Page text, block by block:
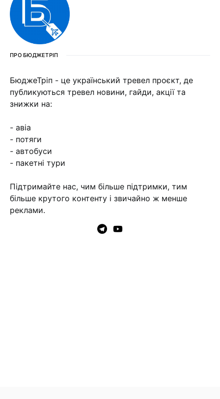
ПРО БЮДЖЕТРІП
БюджеТріп - це український тревел проєкт, де
публикуються тревел новини, гайди, акції та
знижки на:
- авіа
- потяги
- автобуси
- пакетні тури
Підтримайте нас, чим більше підтримки, тим
більше крутого контенту і звичайно ж менше
реклами.